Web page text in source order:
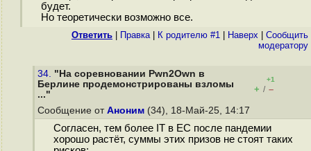
будет.
Но теоретически возможно все.
Ответить Правка| К родителю #1 Наверх
Cообщить
модератору
34. "На соревновании Pwn2Own в
Берлине продемонстрированы взломы
..."
+1
+ / –
Сообщение от Аноним (34), 18-Май-25, 14:17
Согласен, тем более IT в ЕС после пандемии
хорошо растёт, суммы этих призов не стоят таких